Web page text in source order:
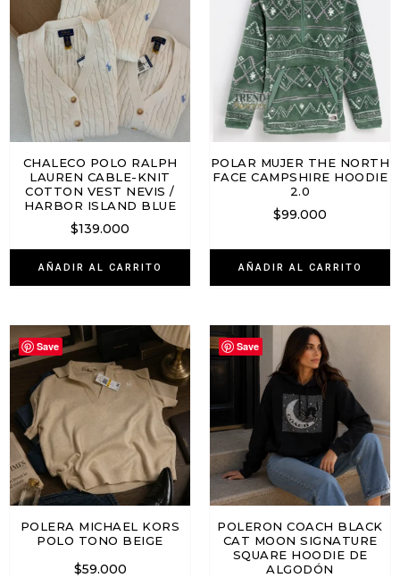
CHALECO POLO RALPH
LAUREN CABLE-KNIT
COTTON VEST NEVIS /
HARBOR ISLAND BLUE
$139.000
AÑADIR AL CARRITO
POLAR MUJER THE NORTH
FACE CAMPSHIRE HOODIE
2.0
$99.000
AÑADIR AL CARRITO
Save
POLERA MICHAEL KORS
POLO TONO BEIGE
$59.000
Save
POLERON COACH BLACK
CAT MOON SIGNATURE
SQUARE HOODIE DE
ALGODÓN